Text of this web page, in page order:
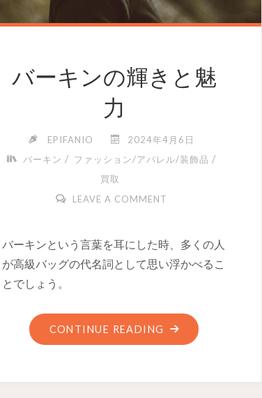
バーキンの輝きと魅
力
EPIFANIO
2024年4月6日
バーキン / ファッション/アパレル/装飾品 /
買取
LEAVE A COMMENT
バーキンという言葉を耳にした時、多くの人
が高級バッグの代名詞として思い浮かべるこ
とでしょう。
CONTINUE READING